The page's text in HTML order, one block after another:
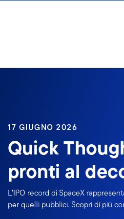
17 GIUGNO 2026
Quick
pronti al
L’IPO record di SpaceX
per quelli pubblici. Scopri di più